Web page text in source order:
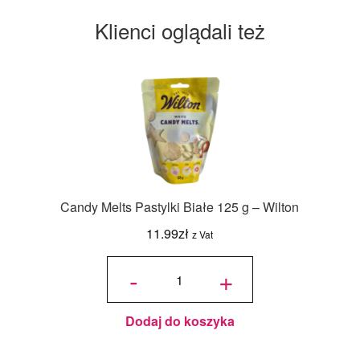
Klienci oglądali też
Candy Melts Pastylki Białe 125 g – Wilton
11.99zł z Vat
-
ilość
Pastylki
Białe
125 g -
Wilton +
Dodaj do koszyka